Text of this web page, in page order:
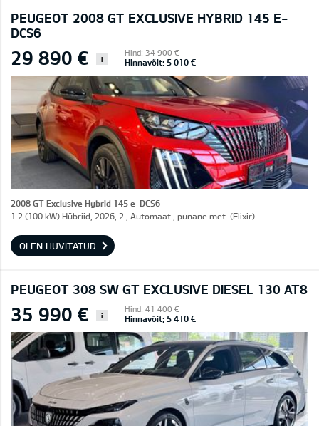
PEUGEOT 2008 GT EXCLUSIVE HYBRID 145 E-
DCS6
29 890 € i
Hind: 34 900 €
Hinnavõit: 5 010 €
2008 GT Exclusive Hybrid 145 e-DCS6
1.2 (100 kW) Hübriid, 2026, 2 , Automaat , punane met. (Elixir)
OLEN HUVITATUD
PEUGEOT 308 SW GT EXCLUSIVE DIESEL 130 AT8
35 990 € i
Hind: 41 400 €
Hinnavõit: 5 410 €